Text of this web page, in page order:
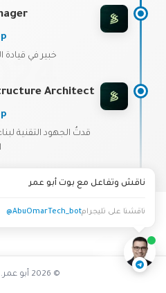
خبير في قيادة
Architect
ناقش وتفاعل مع بوت أبو عمر
ناقشنا على تليجرام@AbuOmarTech_bot
© 2026 أبو عمر. جميع الحقوق محفوظة.